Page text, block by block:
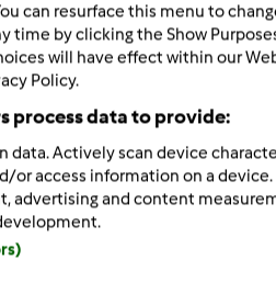
to jest pokrojona
strony
can resurface this menu to
time by clicking the Show
will have effect within our
Policy.
process data to provide:
data. Actively scan device
or access information on a device.
advertising and content